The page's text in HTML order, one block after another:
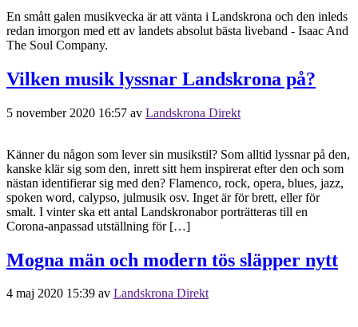
En smått galen musikvecka är att vänta i Landskrona och den inleds
redan imorgon med ett av landets absolut bästa liveband - Isaac And
The Soul Company.
Vilken musik lyssnar Landskrona på?
5 november 2020 16:57 av Landskrona Direkt
Känner du någon som lever sin musikstil? Som alltid lyssnar på den,
kanske klär sig som den, inrett sitt hem inspirerat efter den och som
nästan identifierar sig med den? Flamenco, rock, opera, blues, jazz,
spoken word, calypso, julmusik osv. Inget är för brett, eller för
smalt. I vinter ska ett antal Landskronabor porträtteras till en
Corona-anpassad utställning för […]
Mogna män och modern tös släpper nytt
4 maj 2020 15:39 av Landskrona Direkt